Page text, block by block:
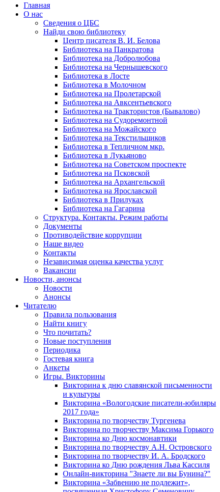
Главная
О нас
Сведения о ЦБС
Найди свою библиотеку
Центр писателя В. И. Белова
Библиотека на Панкратова
Библиотека на Добролюбова
Библиотека на Чернышевского
Библиотека в Лосте
Библиотека в Молочном
Библиотека на Пролетарской
Библиотека на Авксентьевского
Библиотека на Трактористов (Бывалово)
Библиотека на Судоремонтной
Библиотека на Можайского
Библиотека на Текстильщиков
Библиотека в Тепличном мкр.
Библиотека в Лукьяново
Библиотека на Советском проспекте
Библиотека на Псковской
Библиотека на Архангельской
Библиотека на Ярославской
Библиотека в Прилуках
Библиотека на Гагарина
Структура. Контакты. Режим работы
Документы
Противодействие коррупции
Наше видео
Контакты
Независимая оценка качества услуг
Вакансии
Новости, анонсы
Новости
Анонсы
Читателю
Правила пользования
Найти книгу
Что почитать?
Новые поступления
Периодика
Гостевая книга
Анкеты
Игры. Викторины
Викторина к дню славянской письменности
и культуры
Викторина «Вологодские писатели-юбиляры
2017 года»
Викторина по творчеству Тургенева
Викторина по творчеству Максима Горького
Викторина ко Дню космонавтики
Викторина по творчеству А.Н. Островского
Викторина по творчеству И. А. Бродского
Викторина ко Дню рождения Льва Кассиля
Онлайн-викторина "Знаете ли вы Бунина?"
Викторина «Забвению не подлежит»,